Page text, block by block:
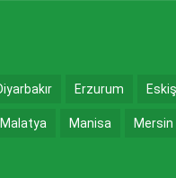
Erzurum
Malatya Manisa Mersin